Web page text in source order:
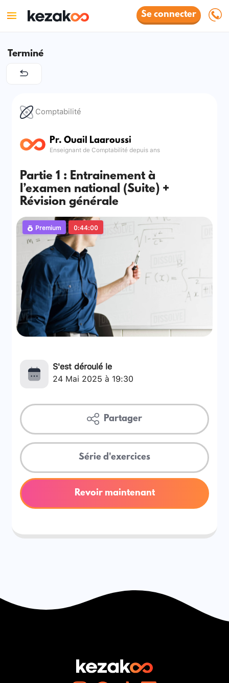
Se connecter
Terminé
Comptabilité
Pr. Ouail Laaroussi
Enseignant de Comptabilité depuis ans
Partie 1 : Entrainement à
l’examen national (Suite) +
Révision générale
Premium 0:44:00
S'est déroulé le
24 Mai 2025 à 19:30
Partager
Série d'exercices
Revoir maintenant